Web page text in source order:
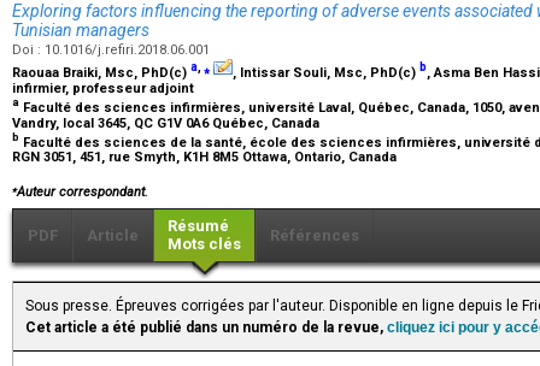
Exploring factors influencing the reporting of adverse events associated
Tunisian managers
Doi : 10.1016/j.refiri.2018.06.001
Raouaa Braiki, Msc, PhD(c) a,⁎ , Intissar Souli, Msc, PhD(c) b, Asma Ben
infirmier, professeur adjoint
a Faculté des sciences infirmières, université Laval, Québec, Canada, 1050,
Vandry, local 3645, QC G1V 0A6 Québec, Canada
b Faculté des sciences de la santé, école des sciences infirmières, université
RGN 3051, 451, rue Smyth, K1H 8M5 Ottawa, Ontario, Canada
⁎Auteur correspondant.
PDF Article
Résumé
Mots clés
Références
Sous presse. Épreuves corrigées par l'auteur. Disponible en ligne depuis le
Cet article a été publié dans un numéro de la revue, cliquez ici pour y